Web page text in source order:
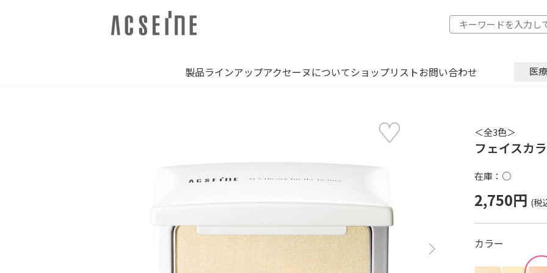
製品ラインアップアクセーヌについてショップリストお問い合わせ 医
＜全3色＞
フェイスカ
在庫：○
2,750円
カラー